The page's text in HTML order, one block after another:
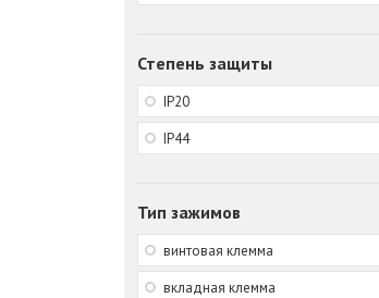
Степень защиты
IP20
IP44
Тип зажимов
винтовая клемма
вкладная клемма